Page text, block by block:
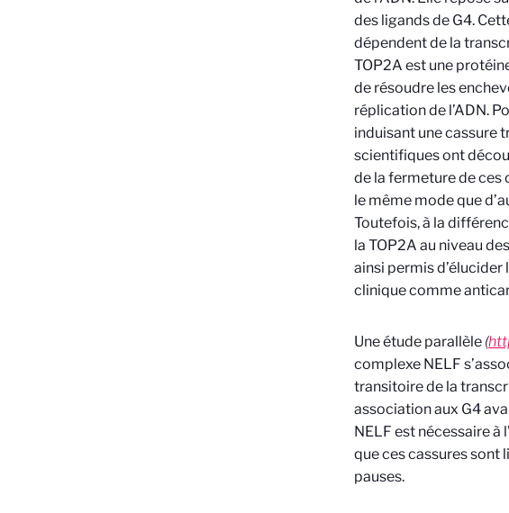
des ligands de G4.
dépendent de la
TOP2A est une
de résoudre les
réplication de l’ADN.
induisant une cassure
scientifiques ont
de la fermeture de ces
le même mode que
Toutefois, à la
la TOP2A au niveau
ainsi permis
clinique comme
Une étude parallèle (
complexe NELF
transitoire de la
association aux G4
NELF est nécessaire à
que ces cassures sont
pauses.